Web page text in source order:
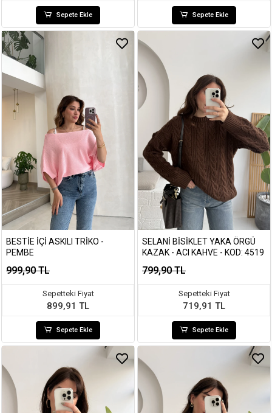
Sepete Ekle Sepete Ekle
BESTIE İÇI ASKILI TRIKO -
PEMBE
999,90 TL
Sepetteki Fiyat
899,91 TL
Sepete Ekle
SELANI BISIKLET YAKA ÖRGÜ
KAZAK - ACI KAHVE - KOD: 4519
799,90 TL
Sepetteki Fiyat
719,91 TL
Sepete Ekle